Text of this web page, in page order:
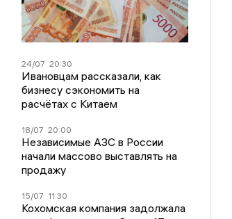
24/07 20:30
Ивановцам рассказали, как
бизнесу сэкономить на
расчётах с Китаем
18/07 20:00
Независимые АЗС в России
начали массово выставлять на
продажу
15/07 11:30
Кохомская компания задолжала